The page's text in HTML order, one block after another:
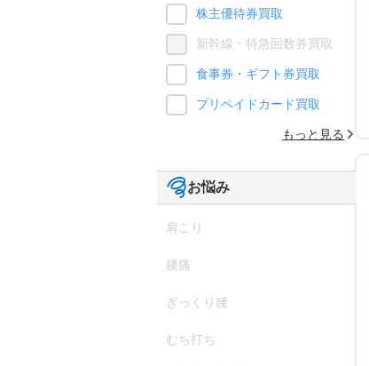
株主優待券買取
新幹線・特急回数券買取
食事券・ギフト券買取
プリペイドカード買取
もっと見る
お悩み
肩こり
腰痛
ぎっくり腰
むち打ち